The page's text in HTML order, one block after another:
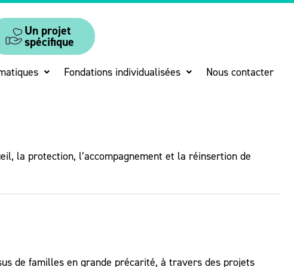
Un projet
spécifique
Fondations individualisées Nous contacter
la protection, l’accompagnement et la réinsertion de
de familles en grande précarité, à travers des projets